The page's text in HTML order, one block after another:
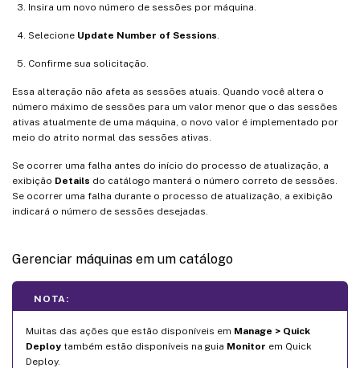
Insira um novo número de sessões por máquina.
Selecione Update Number of Sessions
Confirme sua solicitação.
Essa alteração não afeta as sessões atuais. Quando você altera o
número máximo de sessões para um valor menor que o das sessões
ativas atualmente de uma máquina, o novo valor é implementado por
meio do atrito normal das sessões ativas.
Se ocorrer uma falha antes do início do processo de atualização, a
exibição Details do catálogo manterá o número correto de sessões.
Se ocorrer uma falha durante o processo de atualização, a exibição
indicará o número de sessões desejadas.
Gerenciar máquinas em um catálogo
NOTA:
Muitas das ações que estão disponíveis em Manage > Quick
Deploy também estão disponíveis na guia Monitor em Quick
Deploy.